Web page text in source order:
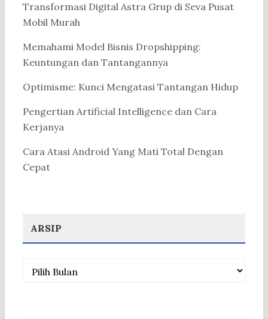
Transformasi Digital Astra Grup di Seva Pusat
Mobil Murah
Memahami Model Bisnis Dropshipping:
Keuntungan dan Tantangannya
Optimisme: Kunci Mengatasi Tantangan Hidup
Pengertian Artificial Intelligence dan Cara
Kerjanya
Cara Atasi Android Yang Mati Total Dengan
Cepat
ARSIP
Arsip